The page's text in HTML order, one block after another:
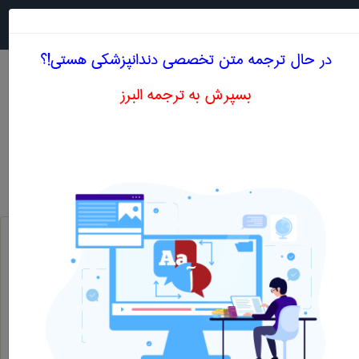
اصطلاحات تخصصی انگلیسی دندانپزشكی حرف R
سندروم رینود
Raynaud’s syndrome
در حال ترجمه متن تخصصی دندانپزشكی هستی!؟
بسپرش به ترجمه البرز